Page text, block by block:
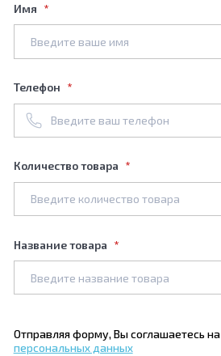
Имя
Телефон
Количество товара
Название товара
Отправляя форму, Вы соглашаетесь на
персональных данных